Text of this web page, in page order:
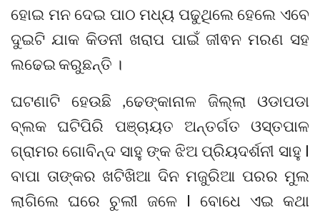
ହୋଇ ମନ ଦେଇ ପାଠ ମଧ୍ୟ ପଢୁଥିଲେ ହେଲେ ଏବେ
ଦୁଇଟି ଯାକ କିଡନୀ ଖରାପ ପାଇଁ ଜୀଵନ ମରଣ ସହ
ଲଢେଇ କରୁଛନ୍ତି ।
ଘଟଣାଟି ହେଉଛି ,ଢେଙ୍କାନାଳ ଜିଲ୍ଲା ଓଡାପଡା
ବ୍ଲକ ଘଟିପିରି ପଞ୍ଚାୟତ ଅନ୍ତର୍ଗତ ଓସ୍ତପାଳ
ଗ୍ରାମର ଗୋବିନ୍ଦ ସାହୁ ଙ୍କ ଝିଅ ପ୍ରିୟଦର୍ଶନୀ ସାହୁ l
ବାପା ତାଙ୍କର ଖଟିଖିଆ ଦିନ ମଜୁରିଆ ପରର ମୁଲ
ଲାଗିଲେ ଘରେ ଚୁଲୀ ଜଳେ l ବୋଧେ ଏଇ କଥା